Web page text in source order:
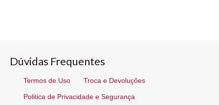
Dúvidas Frequentes
Termos de Uso Troca e Devoluções
Politica de Privacidade e Segurança